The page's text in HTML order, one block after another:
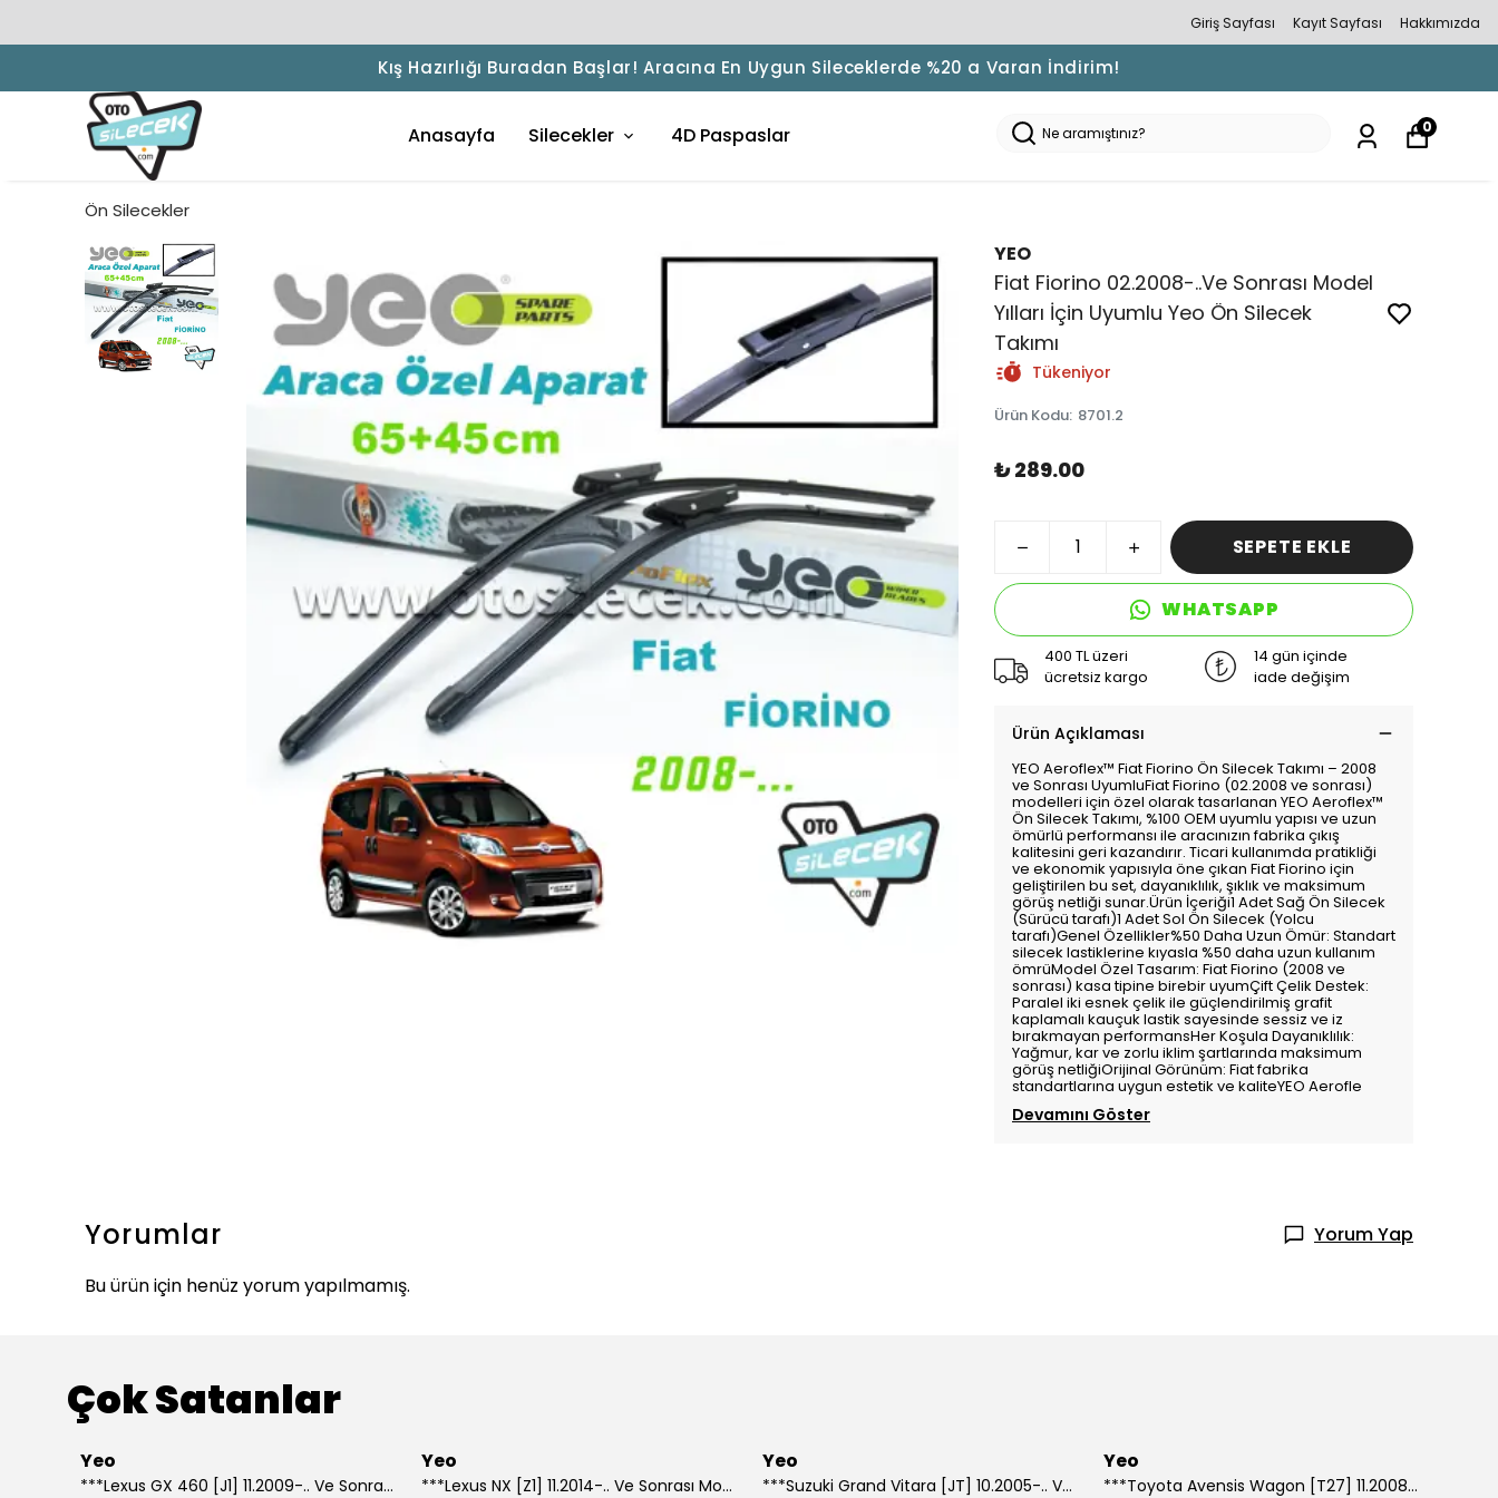
Giriş Sayfası Kayıt Sayfası Hakkımızda
Kış Hazırlığı Buradan Başlar! Aracına En Uygun Sileceklerde %20 a Varan İndirim!
Anasayfa Silecekler 4D Paspaslar 0
Ön Silecekler
YEO
Fiat Fiorino 02.2008-..Ve Sonrası Model
Yılları İçin Uyumlu Yeo Ön Silecek
Takımı
Tükeniyor
Ürün Kodu: 8701.2
₺ 289.00
SEPETE EKLE
WHATSAPP
400 TL üzeri
ücretsiz kargo
14 gün içinde
iade değişim
Ürün Açıklaması
YEO Aeroflex™️ Fiat Fiorino Ön Silecek Takımı – 2008
ve Sonrası UyumluFiat Fiorino (02.2008 ve sonrası)
modelleri için özel olarak tasarlanan YEO Aeroflex™️
Ön Silecek Takımı, %100 OEM uyumlu yapısı ve uzun
ömürlü performansı ile aracınızın fabrika çıkış
kalitesini geri kazandırır. Ticari kullanımda pratikliği
ve ekonomik yapısıyla öne çıkan Fiat Fiorino için
geliştirilen bu set, dayanıklılık, şıklık ve maksimum
görüş netliği sunar.Ürün İçeriği1 Adet Sağ Ön Silecek
(Sürücü tarafı)1 Adet Sol Ön Silecek (Yolcu
tarafı)Genel Özellikler%50 Daha Uzun Ömür: Standart
silecek lastiklerine kıyasla %50 daha uzun kullanım
ömrüModel Özel Tasarım: Fiat Fiorino (2008 ve
sonrası) kasa tipine birebir uyumÇift Çelik Destek:
Paralel iki esnek çelik ile güçlendirilmiş grafit
kaplamalı kauçuk lastik sayesinde sessiz ve iz
bırakmayan performansHer Koşula Dayanıklılık:
Yağmur, kar ve zorlu iklim şartlarında maksimum
görüş netliğiOrijinal Görünüm: Fiat fabrika
standartlarına uygun estetik ve kaliteYEO Aerofle
Devamını Göster
Yorumlar
Yorum Yap
Bu ürün için henüz yorum yapılmamış.
Çok Satanlar
Yeo
***Lexus GX 460 [J1] 11.2009-.. Ve Sonrası Model Yılları İçin Uyumlu Yeo Arka Silecek
Yeo
***Lexus NX [Z1] 11.2014-.. Ve Sonrası Model Yılları İçin Uyumlu Yeo Arka Silecek
Yeo
***Suzuki Grand Vitara [JT] 10.2005-.. Ve Sonrası Model Yılları İçin Uyumlu Yeo Arka Silecek
Yeo
***Toyota Avensis Wagon [T27] 11.2008-.. Ve Sonrası Model Yılları İçin Uyumlu Yeo Arka Silecek